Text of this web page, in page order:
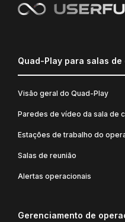
Quad-Play para salas de
Visão geral do Quad-Play
Paredes de vídeo da sala de
Estações de trabalho do
Salas de reunião
Alertas operacionais
Gerenciamento de